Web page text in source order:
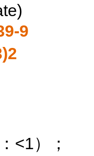
9
<1）；